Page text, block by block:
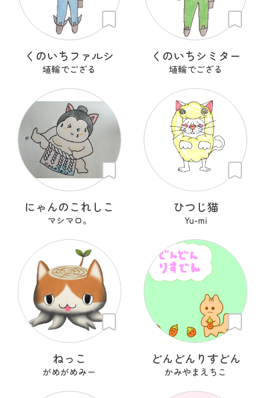
くのいちファルシ
埴輪でござる
くのいちシミター
埴輪でござる
にゃんのこれしこ
マシマロ。
ひつじ猫
Yu-mi
ねっこ
がめがめみー
どんどんりすどん
かみやまえちこ